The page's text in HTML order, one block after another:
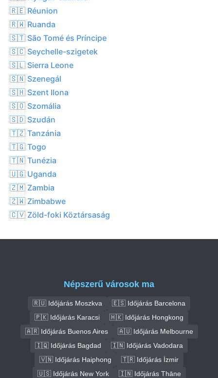
🇷🇪 Réunion
🇷🇼 Ruanda
🇸🇹 São Tomé és Príncipe
🇸🇨 Seychelle-szigetek
🇸🇱 Sierra Leone
🇸🇳 Szenegál
🇸🇭 Szent Ilona
🇸🇴 Szomália
🇸🇩 Szudán
🇹🇿 Tanzánia
🇹🇬 Togo
🇹🇳 Tunézia
🇺🇬 Uganda
🇿🇲 Zambia
🇿🇼 Zimbabwe
🇨🇻 Zöld-foki Köztársaság
Népszerű városok ma
🇷🇺 Időjárás Moszkva
🇪🇸 Időjárás Barcelona
🇵🇰 Időjárás Karacsi
🇭🇰 Időjárás Hongkong
🇦🇷 Időjárás Buenos Aires
🇦🇺 Időjárás Melbourne
🇮🇶 Időjárás Bagdad
🇮🇳 Időjárás Vadodara
🇻🇳 Időjárás Haiphong
🇹🇷 Időjárás İzmir
🇺🇸 Időjárás New York
🇮🇳 Időjárás Thāne